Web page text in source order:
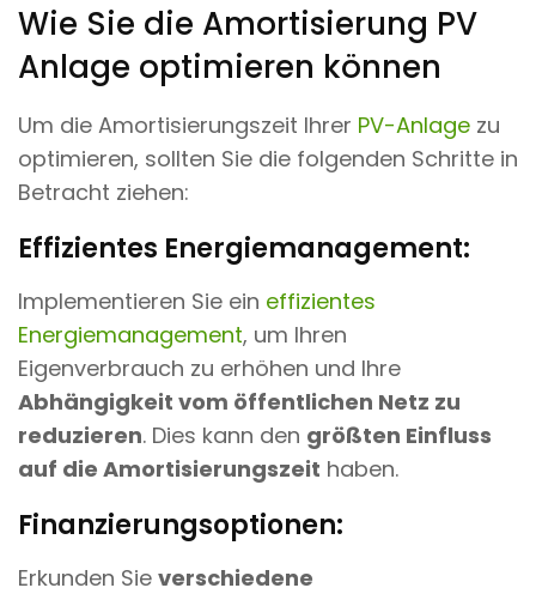
Wie Sie die Amortisierung PV
Anlage optimieren können
Um die Amortisierungszeit Ihrer PV-Anlage zu
optimieren, sollten Sie die folgenden Schritte in
Betracht ziehen:
Effizientes Energiemanagement:
Implementieren Sie ein effizientes
Energiemanagement, um Ihren
Eigenverbrauch zu erhöhen und Ihre
Abhängigkeit vom öffentlichen Netz zu
reduzieren. Dies kann den größten Einfluss
auf die Amortisierungszeit haben.
Finanzierungsoptionen:
Erkunden Sie verschiedene